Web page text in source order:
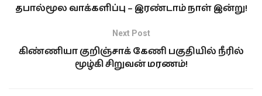
தபால்மூல வாக்களிப்பு – இரண்டாம் நாள் இன்று!
Next Post
கிண்ணியா குறிஞ்சாக் கேணி பகுதியில் நீரில்
மூழ்கி சிறுவன் மரணம்!